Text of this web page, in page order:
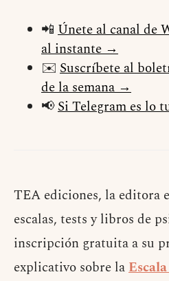
📲 Únete al canal de
al instante →
✉️ Suscríbete al
de la semana →
📢Si Telegram es lo
TEA ediciones, la editora
escalas, tests y libros de
inscripción gratuita a su
explicativo sobre la